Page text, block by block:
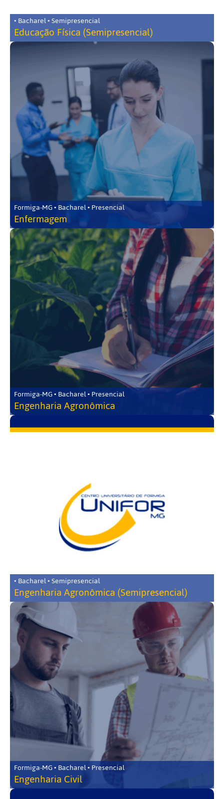
• Bacharel • Semipresencial
Educação Física (Semipresencial)
Formiga-MG • Bacharel • Presencial
Enfermagem
Formiga-MG • Bacharel • Presencial
Engenharia Agronômica
• Bacharel • Semipresencial
Engenharia Agronômica (Semipresencial)
Formiga-MG • Bacharel • Presencial
Engenharia Civil